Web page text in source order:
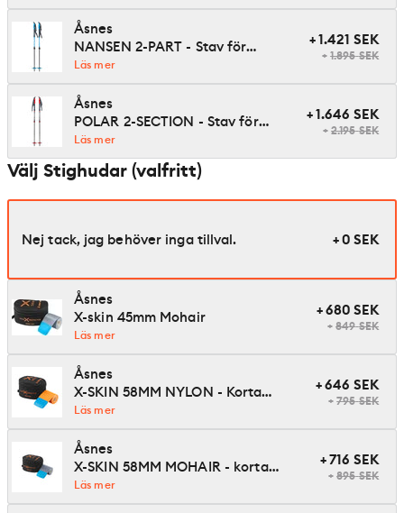
Åsnes
NANSEN 2-PART - Stav för
turskidåkning
Läs mer
+1.421 SEK
+1.895SEK
Åsnes
POLAR 2-SECTION - Stav för
turskidåkning
Läs mer
+1.646 SEK
+2.195SEK
Välj Stighudar (valfritt)
Nej tack, jag behöver inga tillval. + 0 SEK
Åsnes
X-skin 45mm Mohair
Läs mer
+680 SEK
+ 849SEK
Åsnes
X-SKIN 58MM NYLON - Korta
stighudar till turskidor
Läs mer
+646 SEK
+ 795SEK
Åsnes
X-SKIN 58MM MOHAIR - korta
stighudar för turskidor
Läs mer
+716 SEK
+ 895SEK